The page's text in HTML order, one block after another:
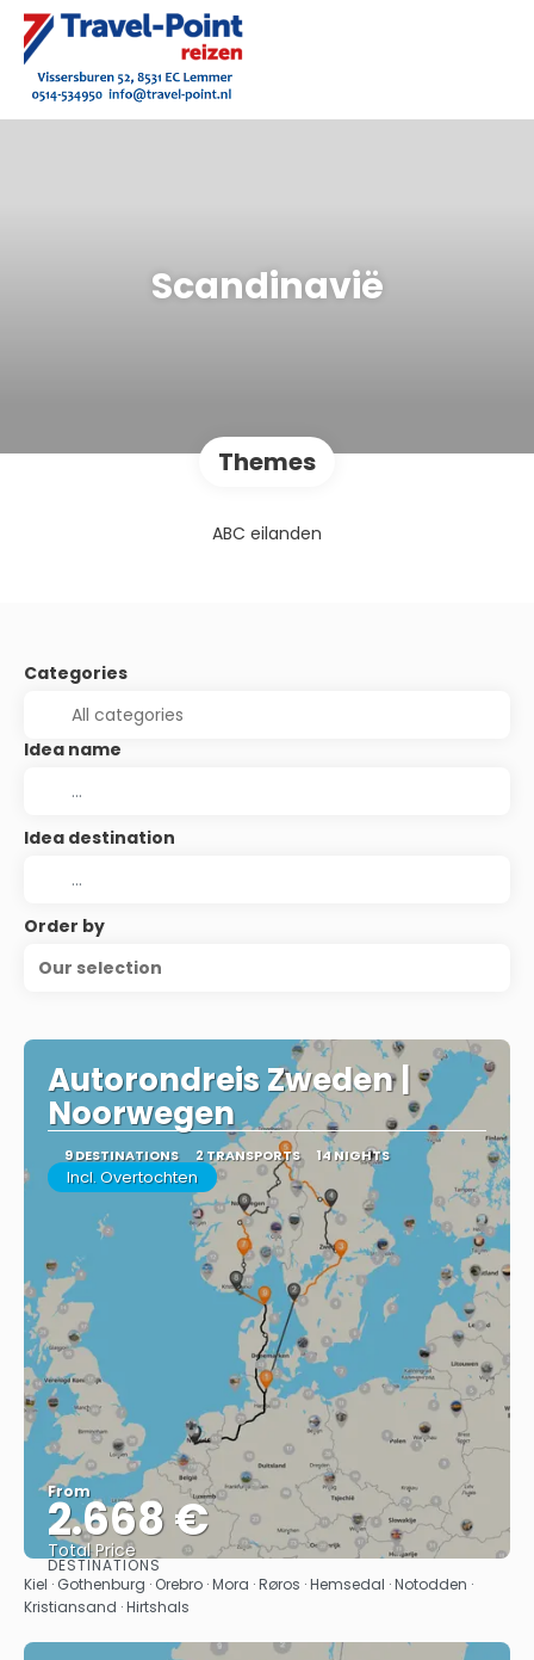
Scandinavië
Themes
ABC eilanden
Categories
Idea name
Idea destination
Order by
Our selection
Autorondreis Zweden |
Noorwegen
9 DESTINATIONS 2 TRANSPORTS 14 NIGHTS
Incl. Overtochten
From
2.668 €
Total Price
See
DESTINATIONS
Kiel · Gothenburg · Orebro · Mora · Røros · Hemsedal · Notodden ·
Kristiansand · Hirtshals